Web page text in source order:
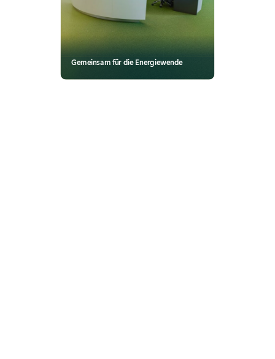
Gemeinsam für die Energiewende